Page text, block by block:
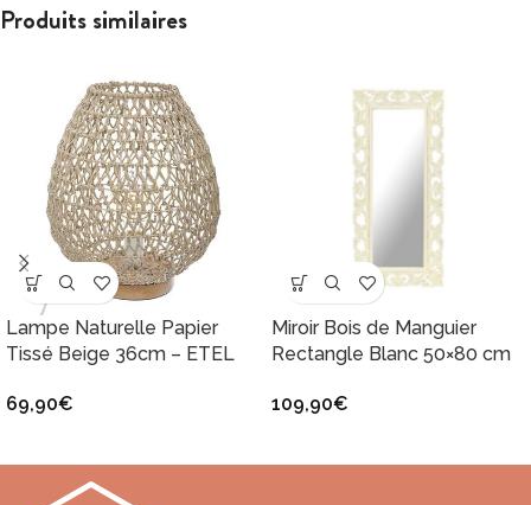
Produits similaires
Lampe Naturelle Papier
Tissé Beige 36cm – ETEL
69,90€
Miroir Bois de Manguier
Rectangle Blanc 50×80 cm
109,90€